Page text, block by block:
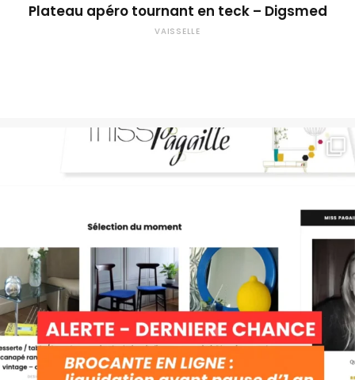
Plateau apéro tournant en teck – Digsmed
VAISSELLE